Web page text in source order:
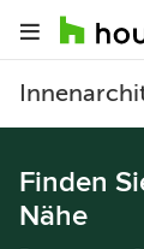
Finden
Nähe